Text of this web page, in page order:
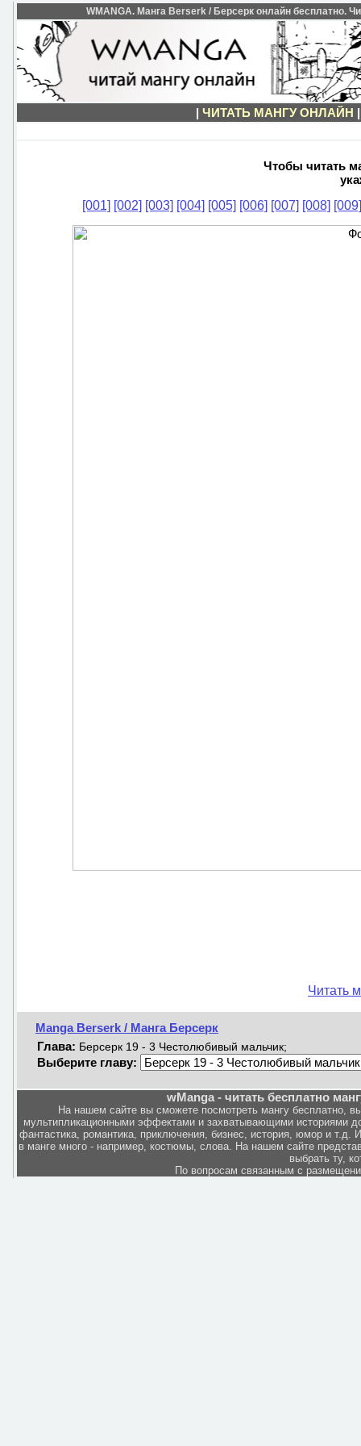
WMANGA. Манга Berserk / Берсерк онлайн бесплатно.
| ЧИТАТЬ МАНГУ ОНЛАЙН
Чтобы читать
[001] [002] [003] [004] [005] [006] [007] [008] [009]
Читать
Manga Berserk / Манга Берсерк
Глава: Берсерк 19 - 3 Честолюбивый мальчик;
Выберите главу:
wManga - читать бесплатно
На нашем сайте вы сможете посмотреть мангу бесплатно,
мультипликационными эффектами и захватывающими историями
фантастика, романтика, приключения, бизнес, история, юмор и
в манге много - например, костюмы, слова. На нашем сайте
выбрать ту,
По вопросам связанным с